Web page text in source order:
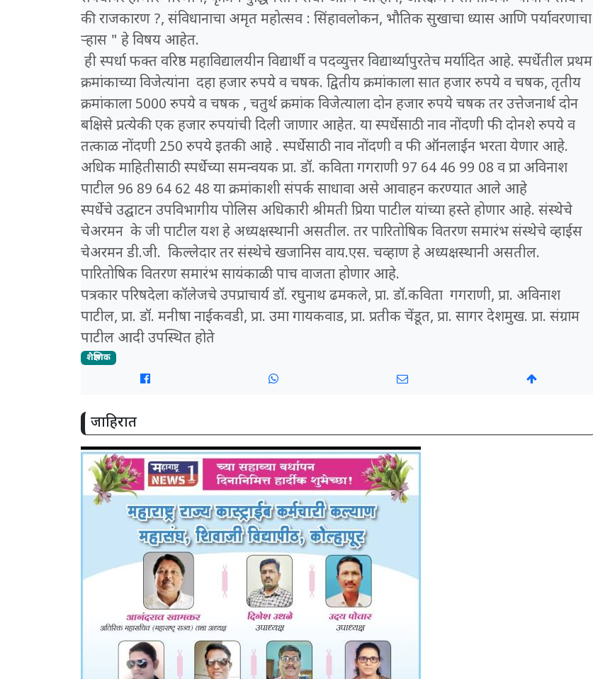
की राजकारण ?, संविधानाचा अमृत महोत्सव : सिंहावलोकन, भौतिक सुखाचा ध्यास आणि पर्यावरणाचा
ऱ्हास " हे विषय आहेत.
ही स्पर्धा फक्त वरिष्ठ महाविद्यालयीन विद्यार्थी व पदव्युत्तर विद्यार्थ्यापुरतेच मर्यादित आहे. स्पर्धेतील प्रथम
क्रमांकाच्या विजेत्यांना दहा हजार रुपये व चषक. द्वितीय क्रमांकाला सात हजार रुपये व चषक, तृतीय
क्रमांकाला 5000 रुपये व चषक , चतुर्थ क्रमांक विजेत्याला दोन हजार रुपये चषक तर उत्तेजनार्थ दोन
बक्षिसे प्रत्येकी एक हजार रुपयांची दिली जाणार आहेत. या स्पर्धेसाठी नाव नोंदणी फी दोनशे रुपये व
तत्काळ नोंदणी 250 रुपये इतकी आहे . स्पर्धेसाठी नाव नोंदणी व फी ऑनलाईन भरता येणार आहे.
अधिक माहितीसाठी स्पर्धेच्या समन्वयक प्रा. डॉ. कविता गगराणी 97 64 46 99 08 व प्रा अविनाश
पाटील 96 89 64 62 48 या क्रमांकाशी संपर्क साधावा असे आवाहन करण्यात आले आहे
स्पर्धेचे उद्घाटन उपविभागीय पोलिस अधिकारी श्रीमती प्रिया पाटील यांच्या हस्ते होणार आहे. संस्थेचे
चेअरमन के जी पाटील यश हे अध्यक्षस्थानी असतील. तर पारितोषिक वितरण समारंभ संस्थेचे व्हाईस
चेअरमन डी.जी. किल्लेदार तर संस्थेचे खजानिस वाय.एस. चव्हाण हे अध्यक्षस्थानी असतील.
पारितोषिक वितरण समारंभ सायंकाळी पाच वाजता होणार आहे.
पत्रकार परिषदेला कॉलेजचे उपप्राचार्य डॉ. रघुनाथ ढमकले, प्रा. डॉ.कविता गगराणी, प्रा. अविनाश
पाटील, प्रा. डॉ. मनीषा नाईकवडी, प्रा. उमा गायकवाड, प्रा. प्रतीक चेंडूत, प्रा. सागर देशमुख. प्रा. संग्राम
पाटील आदी उपस्थित होते
शैक्षणिक
जाहिरात